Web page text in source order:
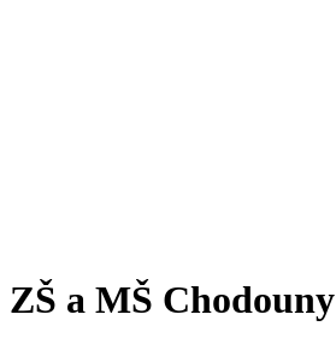
ZŠ a MŠ Chodouny